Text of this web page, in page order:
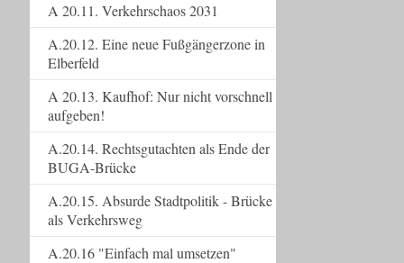
A 20.11. Verkehrschaos 2031
A.20.12. Eine neue Fußgängerzone in
Elberfeld
A 20.13. Kaufhof: Nur nicht vorschnell
aufgeben!
A.20.14. Rechtsgutachten als Ende der
BUGA-Brücke
A.20.15. Absurde Stadtpolitik - Brücke
als Verkehrsweg
A.20.16 "Einfach mal umsetzen"